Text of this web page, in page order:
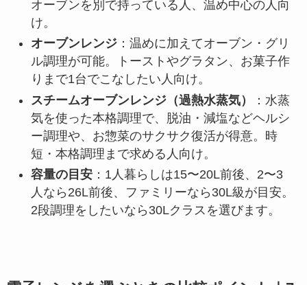
オーブンを別で持っている人、温め中心の人向
け。
オーブンレンジ：温めに加えてオーブン・グリ
ル調理が可能。トーストやグラタン、お菓子作
りまで1台でこなしたい人向け。
スチームオーブンレンジ（過熱水蒸気）
：水蒸
気を使った本格調理で、脱油・減塩などヘルシ
ー調理や、お惣菜のサクサク復活が得意。時
短・本格調理まで求める人向け。
容量の目安：1人暮らしは15〜20L前後、2〜3
人なら26L前後、ファミリーなら30L級が目安。
2段調理をしたいなら30Lクラスを選びます。